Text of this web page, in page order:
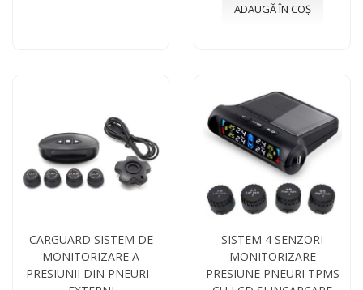
ADAUGĂ ÎN COȘ
CARGUARD SISTEM DE
MONITORIZARE A
PRESIUNII DIN PNEURI -
SISTEM 4 SENZORI
MONITORIZARE
PRESIUNE PNEURI TPMS